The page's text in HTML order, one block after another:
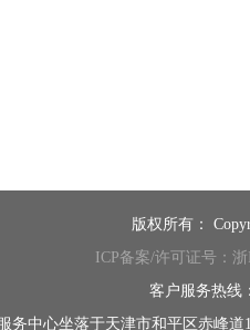
版权所有：
ICP备案/许可证号：
客户服务热线
务中心坐落于天津市和平区赤峰道